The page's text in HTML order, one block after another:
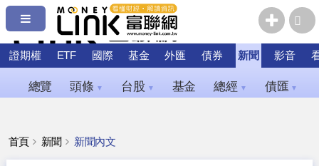
證期權 ETF 國際 基金 外匯 債券 新聞 影音
總覽 頭條 ▼ 台股 ▼ 基金 總經 ▼ 債匯 ▼
首頁 新聞 新聞內文